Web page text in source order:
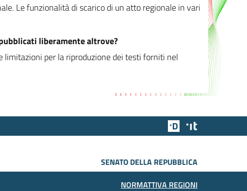
Le funzionalità di scarico di un atto regionale in vari
liberamente altrove?
per la riproduzione dei testi forniti nel
Team Digitale
SENATO DELLA REPUBBLICA
NORMATTIVA REGIONI